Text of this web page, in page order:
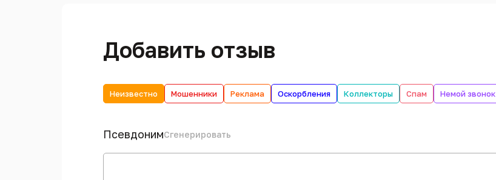
Добавить отзыв
Неизвестно Мошенники Реклама Оскорбления Коллекторы Спам Немой звонок
ПсевдонимСгенерировать